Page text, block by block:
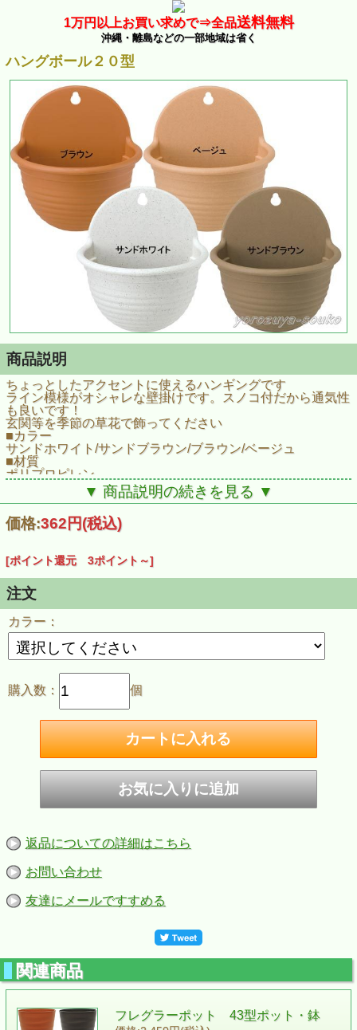
1万円以上お買い求めで⇒全品送料無料
沖縄・離島などの一部地域は省く
ハングボール２０型
商品説明
ちょっとしたアクセントに使えるハンギングです
ライン模様がオシャレな壁掛けです。スノコ付だから通気性
も良いです！
玄関等を季節の草花で飾ってください
■カラー
サンドホワイト/サンドブラウン/ブラウン/ベージュ
■材質
ポリプロピレン
幅205×奥行き165×高さ125mm
■容量
1.5L
▼ 商品説明の続きを見る ▼
価格:362円(税込)
[ポイント還元 3ポイント～]
注文
カラー：
購入数： 個
返品についての詳細はこちら
お問い合わせ
友達にメールですすめる
関連商品
フレグラーポット 43型ポット・鉢